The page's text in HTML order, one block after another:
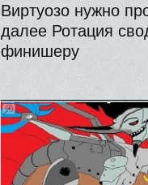
Виртуозо нужно
далее Ротация
финишеру